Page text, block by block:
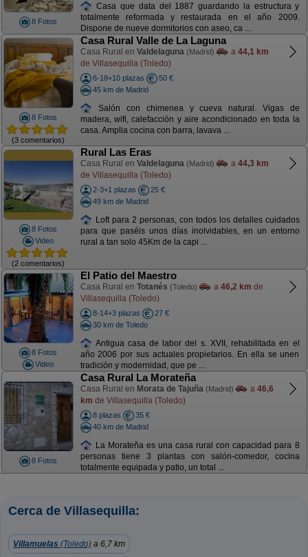
8 Fotos
Casa que data del 1887 guardando la estructura y
totalmente reformada y restaurada en el año 2009.
Dispone de nueve dormitorios con aseo, ca ...
8 Fotos
(3 comentarios)
Casa Rural Valle de La Laguna
Casa Rural en Valdelaguna (Madrid) a 44,1 km
de Villasequilla (Toledo)
6-18+10 plazas
50 €
45 km de Madrid
Salón con chimenea y cueva natural. Vigas de
madera, wifi, calefacción y aire acondicionado en toda la
casa. Amplia cocina con barra, lavava ...
8 Fotos
Video
(2 comentarios)
Rural Las Eras
Casa Rural en Valdelaguna (Madrid) a 44,3 km
de Villasequilla (Toledo)
2-3+1 plazas
25 €
49 km de Madrid
Loft para 2 personas, con todos los detalles cuidados
para que paséis unos días inolvidables, en un entorno
rural a tan solo 45Km de la capi ...
8 Fotos
Video
El Patio del Maestro
Casa Rural en Totanés (Toledo) a 46,2 km de
Villasequilla (Toledo)
8-14+3 plazas
27 €
30 km de Toledo
Antigua casa de labor del s. XVII, rehabilitada en el
año 2006 por sus actuales propietarios. En ella se unen
tradición y modernidad, que pe ...
8 Fotos
Casa Rural La Morateña
Casa Rural en Morata de Tajuña (Madrid) a 46,6
km de Villasequilla (Toledo)
8 plazas
35 €
40 km de Madrid
La Morateña es una casa rural con capacidad para 8
personas tiene 3 plantas con salón-comedor, cocina
totalmente equipada y patio, un total ...
Cerca de Villasequilla:
Villamuelas (Toledo) a 6,7 km